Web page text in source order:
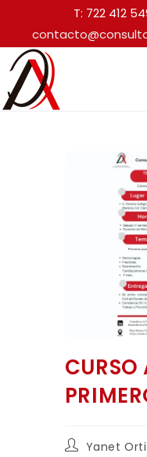
T: 722 412
CURSO
Yanet